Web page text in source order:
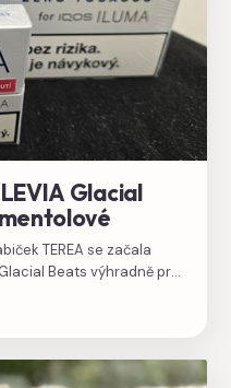
Glacial
TEREA se začala
Beats výhradně pro
mintové.